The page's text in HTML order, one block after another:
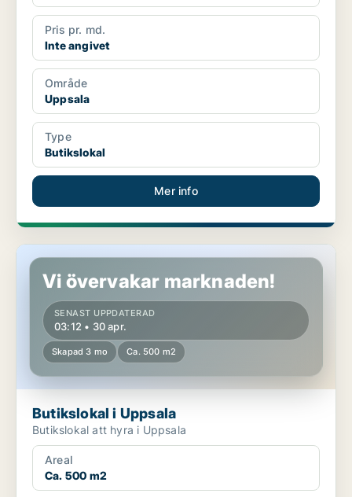
Pris pr. md.
Inte angivet
Område
Uppsala
Type
Butikslokal
Mer info
Butikslokal i Uppsala
Vi övervakar marknaden!
SENAST UPPDATERAD
03:12 • 30 apr.
Skapad 3 mo Ca. 500 m2
Butikslokal i Uppsala
Butikslokal att hyra i Uppsala
Areal
Ca. 500 m2